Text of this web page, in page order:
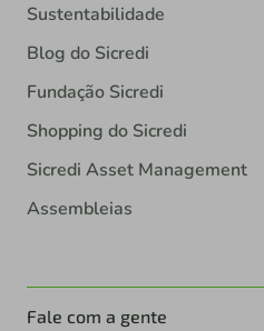
Sustentabilidade
Blog do Sicredi
Fundação Sicredi
Shopping do Sicredi
Sicredi Asset Management
Assembleias
Fale com a gente